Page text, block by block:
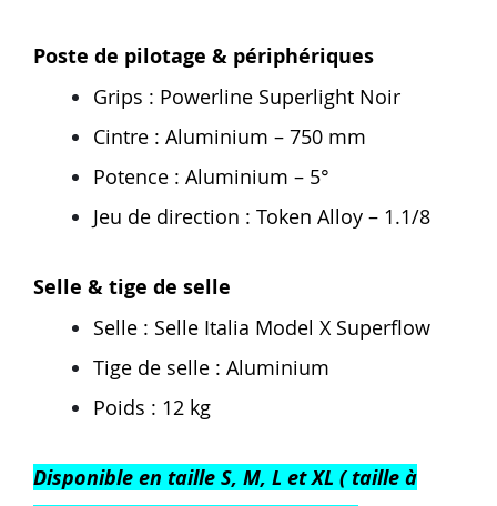
Poste de pilotage & périphériques
Grips : Powerline Superlight Noir
Cintre : Aluminium – 750 mm
Potence : Aluminium – 5°
Jeu de direction : Token Alloy – 1.1/8
Selle & tige de selle
Selle : Selle Italia Model X Superflow
Tige de selle : Aluminium
Poids : 12 kg
Disponible en taille S, M, L et XL ( taille à